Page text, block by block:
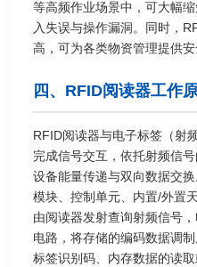
等高频作业场景中，可大幅
入失误与操作漏洞。同时，
高，可为各类物资管理提供安
四、RFID阅读器工作
RFID阅读器与电子标签（射
完成信号交互，依托射频信
设备能量传递与双向数据交
模块、控制单元、内置/外置
由阅读器发射查询射频信号
电路，将存储的编码数据调
标签识别码、内存数据的读